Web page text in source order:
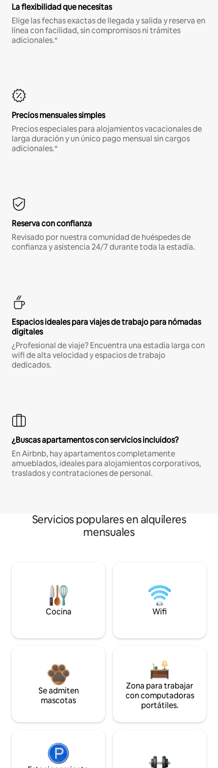
La flexibilidad que necesitas
Elige las fechas exactas de llegada y salida y reserva en
línea con facilidad, sin compromisos ni trámites
adicionales.*
Precios mensuales simples
Precios especiales para alojamientos vacacionales de
larga duración y un único pago mensual sin cargos
adicionales.*
Reserva con confianza
Revisado por nuestra comunidad de huéspedes de
confianza y asistencia 24/7 durante toda la estadía.
Espacios ideales para viajes de trabajo para nómadas
digitales
¿Profesional de viaje? Encuentra una estadía larga con
wifi de alta velocidad y espacios de trabajo
dedicados.
¿Buscas apartamentos con servicios incluidos?
En Airbnb, hay apartamentos completamente
amueblados, ideales para alojamientos corporativos,
traslados y contrataciones de personal.
Servicios populares en alquileres
mensuales
Cocina Wifi
Se admiten
mascotas
Zona para trabajar
con computadoras
portátiles.